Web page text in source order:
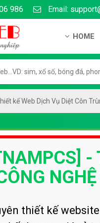
986 Email:
HOME
Hướng
Chính
Chính
Liên hệ
Chính
kế Web Dịch Vụ Diệt Côn
-
thiết kế